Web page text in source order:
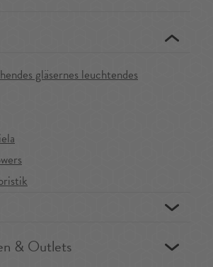
gläsernes leuchtendes
& Outlets